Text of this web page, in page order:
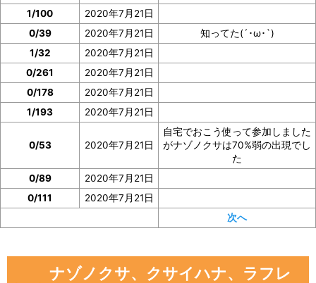
1/100
2020年7月21日
0/39
2020年7月21日
知ってた(´･ω･`)
1/32
2020年7月21日
0/261
2020年7月21日
0/178
2020年7月21日
1/193
2020年7月21日
0/53 2020年7月21日
自宅でおこう使って参加しました
がナゾノクサは70%弱の出現でし
た
0/89
2020年7月21日
0/111
2020年7月21日
次へ
ナゾノクサ、クサイハナ、ラフレ